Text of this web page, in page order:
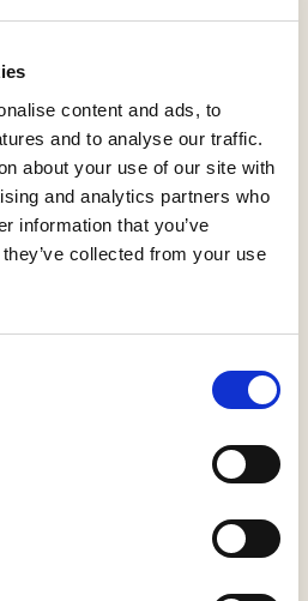
content and ads, to
and to analyse our traffic.
about your use of our site with
and analytics partners who
information that you’ve
collected from your use
5256 BC Heusden
Rondvaart Wiljo
Stadshaven
5256 BA Heusden
Berg & Braam
speelgoedwinkel